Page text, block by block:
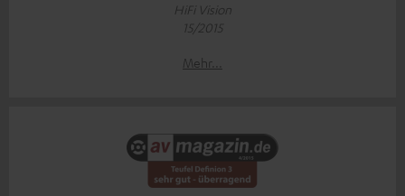
HiFi Vision
15/2015
Mehr...